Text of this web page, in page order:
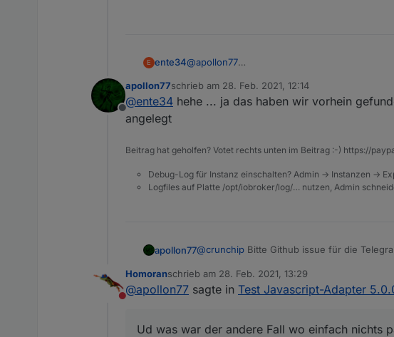
E ente34@apollon77
Offline
apollon77schrieb am 28. Feb. 2021, 12:14
zuletzt editiert von
@ente34 hehe ... ja das haben wir vorhein
angelegt
Beitrag hat geholfen? Votet rechts unten im Beitrag :-) https://
Debug-Log für Instanz einschalten? Admin -> Instanzen ->
Logfiles auf Platte /opt/iobroker/log/… nutzen, Admin
apollon77@crunchip Bitte Github issue für die
Ud was war der andere Fall wo einfach
Nicht stören
Homoranschrieb am 28. Feb. 2021, 13:29
zuletzt editiert von
@apollon77 sagte in Test Javascript-Adapter
Ud was war der andere Fall wo einfach nichts